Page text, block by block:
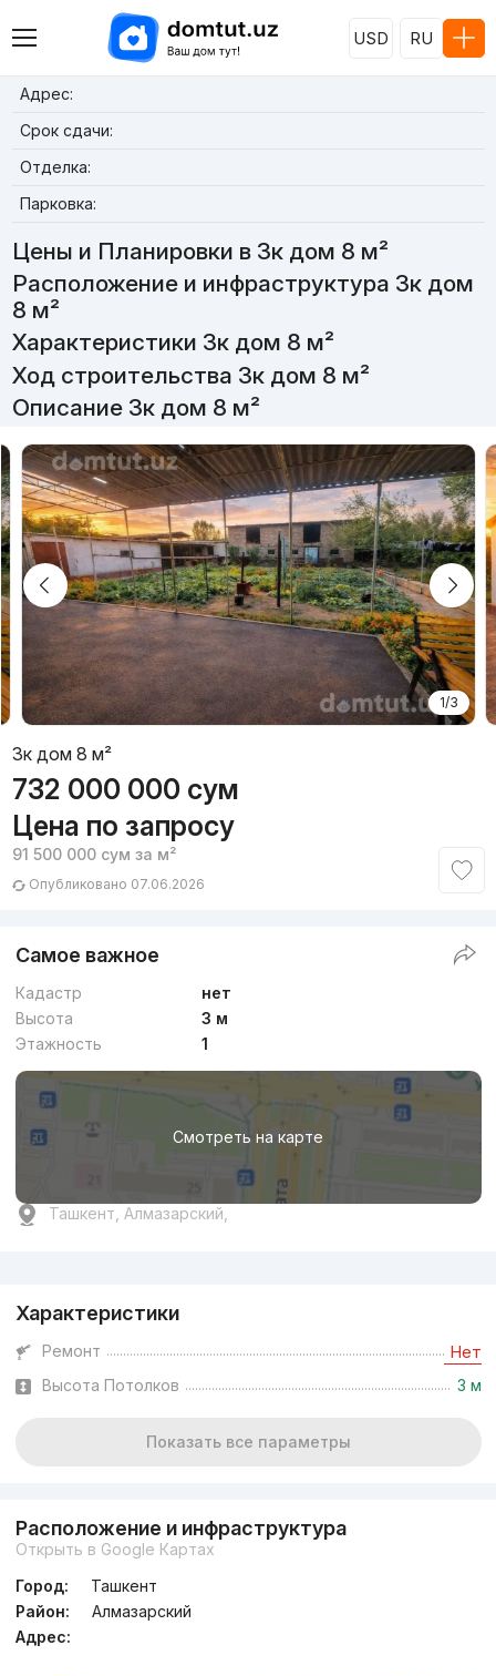
USD RU
Адрес:
Срок сдачи:
Отделка:
Парковка:
Цены и Планировки в 3к дом 8 м²
Расположение и инфраструктура 3к дом
8 м²
Характеристики 3к дом 8 м²
Ход строительства 3к дом 8 м²
Описание 3к дом 8 м²
1/3
3к дом 8 м²
732 000 000 сум
Цена по запросу
91 500 000 сум за м²
Опубликовано 07.06.2026
Самое важное
Кадастр
нет
Высота
3 м
Этажность
1
Смотреть на карте
Ташкент, Алмазарский,
Характеристики
Ремонт Нет
Высота Потолков 3 м
Показать все параметры
Расположение и инфраструктура
Открыть в Google Картах
Город:
Ташкент
Район:
Алмазарский
Адрес: